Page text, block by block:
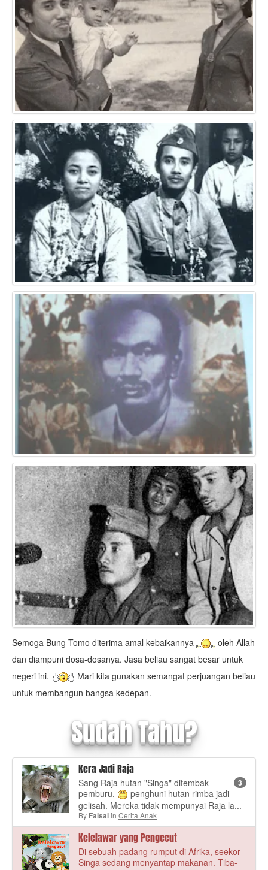
Semoga Bung Tomo diterima amal kebaikannya
oleh Allah
dan diampuni dosa-dosanya. Jasa beliau sangat besar untuk
negeri ini.
Mari kita gunakan semangat perjuangan beliau
untuk membangun bangsa kedepan.
Sudah Tahu?
Kera Jadi Raja
3
Sang Raja hutan "Singa" ditembak
pemburu,
penghuni hutan rimba jadi
gelisah. Mereka tidak mempunyai Raja la...
By Faisalin Cerita Anak
Kelelawar yang Pengecut
Di sebuah padang rumput di Afrika, seekor
Singa sedang menyantap makanan. Tiba-